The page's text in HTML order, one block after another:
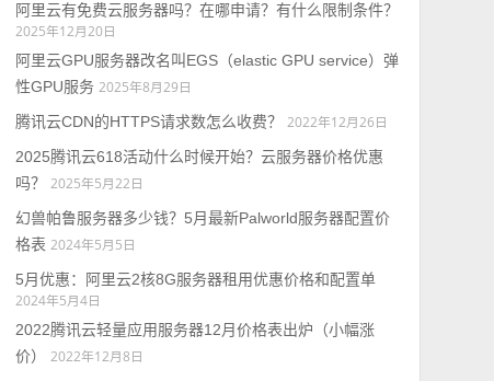
阿里云有免费云服务器吗？在哪申请？有什么限制条件？
2025年12月20日
阿里云GPU服务器改名叫EGS（elastic GPU service）弹
性GPU服务 2025年8月29日
腾讯云CDN的HTTPS请求数怎么收费？
2022年12月26日
2025腾讯云618活动什么时候开始？云服务器价格优惠
吗？
2025年5月22日
幻兽帕鲁服务器多少钱？5月最新Palworld服务器配置价
格表 2024年5月5日
5月优惠：阿里云2核8G服务器租用优惠价格和配置单
2024年5月4日
2022腾讯云轻量应用服务器12月价格表出炉（小幅涨
价）
2022年12月8日